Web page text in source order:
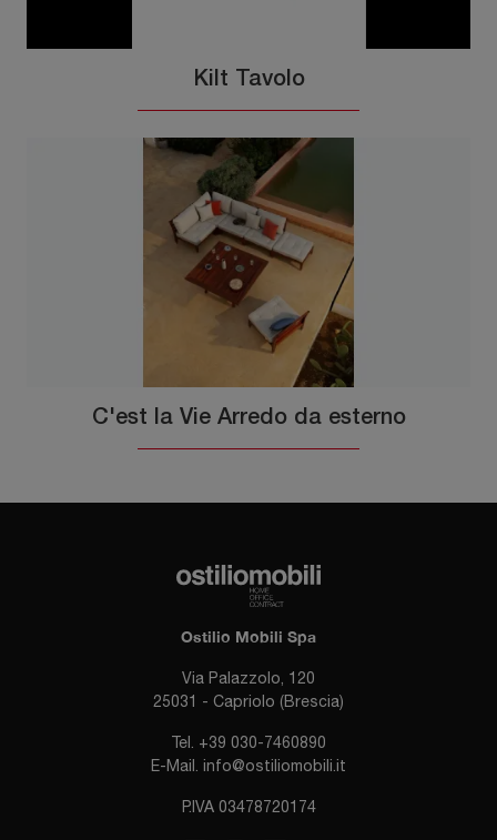
Kilt Tavolo
C'est la Vie Arredo da esterno
Ostilio Mobili Spa
Via Palazzolo, 120
25031 - Capriolo (Brescia)
Tel. +39 030-7460890
E-Mail. info@ostiliomobili.it
P.IVA 03478720174